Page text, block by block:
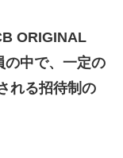
ORIGINAL
の中で、一定の
れる招待制の